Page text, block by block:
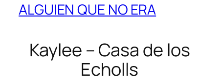
ALGUIEN QUE NO ERA
Kaylee – Casa de los
Echolls